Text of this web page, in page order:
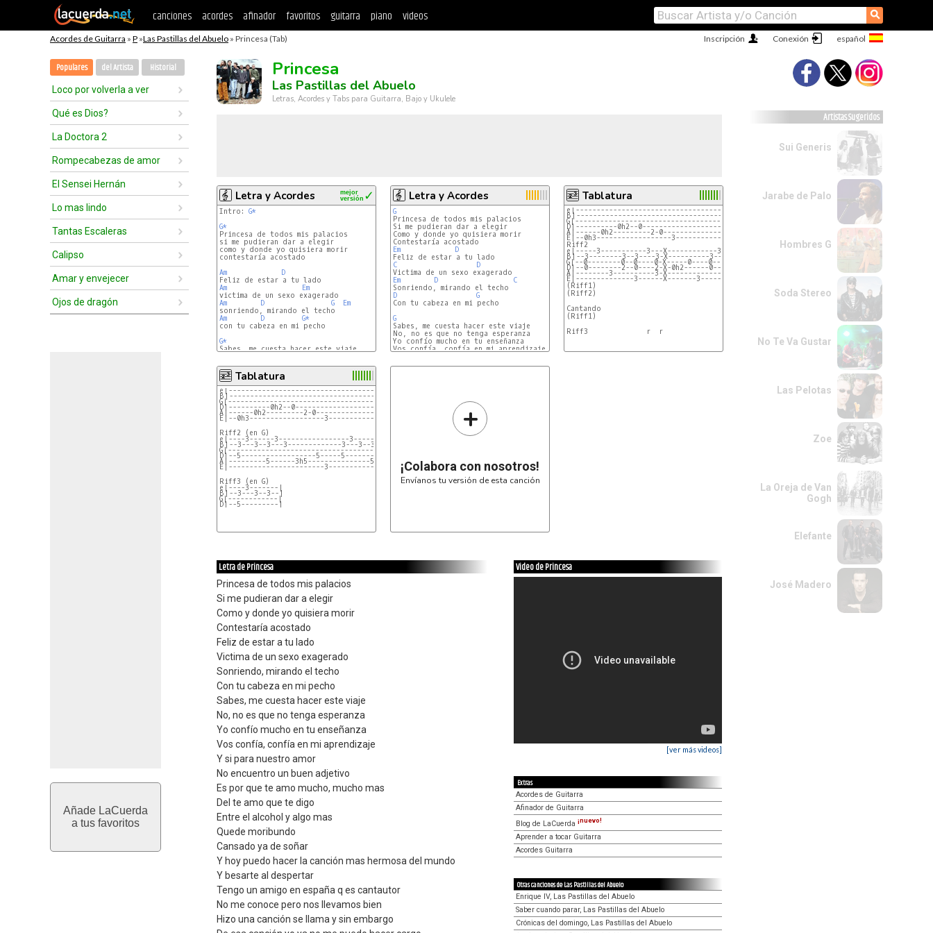
canciones acordes afinador favoritos guitarra piano videos ⚲
Acordes de Guitarra » P »Las Pastillas del Abuelo » Princesa (Tab) Conexión
Inscripción
Populares del Artista Historial
Loco por volverla a ver
Qué es Dios?
La Doctora 2
Rompecabezas de amor
El Sensei Hernán
Lo mas lindo
Tantas Escaleras
Calipso
Amar y envejecer
Ojos de dragón
Añade LaCuerda
a tus favoritos
Princesa
Las Pastillas del Abuelo
Letras, Acordes y Tabs para Guitarra, Bajo y Ukulele
Letra y Acordes ✓
mejor
versión
Intro: G*
G*
si me pudieran dar a elegir
como y donde yo quisiera morir
contestaría acostado
Am
D
Am
Em
Am
D G
Em
Am
D
G*
con tu cabeza en mi pecho
G*
Letra y Acordes
G
Si me pudieran dar a elegir
Como y donde yo quisiera morir
Em
D
C
D
Em
D
C
D
G
Con tu cabeza en mi pecho
G
No, no es que no tenga esperanza
Yo confío mucho en tu enseñanza
Tablatura
e|-------------------------------------------------|
B|-------------------------------------------------|
G|-------------------------------------------------|
D|----------0h2--0---------------------------------|
A|------0h2---------2-0----------------------------|
E|--0h3------------------3-------------------------|
e|-----3-----------3---X------------3------------------|
B|--3--------3--3----3-X----------3----3-3-------------|
G|--0--------0--0----0-X-----0----0----0-0-------------|
D|--0--------2--0----2-X-0h2------0----2-0-------------|
A|--------3----------3-X-------------3-----------------|
E|--------------3------X-------3---------3-------------|
(Riff2)
Cantando
(Riff1)
Tablatura
e|-------------------------------------------------|
B|-------------------------------------------------|
G|-------------------------------------------------|
D|----------0h2--0---------------------------------|
A|------0h2---------2-0----------------------------|
E|--0h3------------------3-------------------------|
e|----3------3-----------------3-------------------|
B|--3---3--3---3-------------3---3--3--------------|
G|-------------------------------------------------|
D|--5------------------5-----5---------------------|
A|---------5------3h5---------------5--------------|
E|-----------------------3-------------------------|
e|----3-------|
B|--3---3--3--|
G|------------|
D|--5---------|
+
¡Colabora con nosotros!
Envíanos tu versión de esta canción
Letra de Princesa
Princesa de todos mis palacios
Si me pudieran dar a elegir
Como y donde yo quisiera morir
Contestaría acostado
Feliz de estar a tu lado
Victima de un sexo exagerado
Sonriendo, mirando el techo
Con tu cabeza en mi pecho
Sabes, me cuesta hacer este viaje
No, no es que no tenga esperanza
Yo confío mucho en tu enseñanza
Vos confía, confía en mi aprendizaje
Y si para nuestro amor
No encuentro un buen adjetivo
Es por que te amo mucho, mucho mas
Del te amo que te digo
Entre el alcohol y algo mas
Quede moribundo
Cansado ya de soñar
Y hoy puedo hacer la canción mas hermosa del mundo
Y besarte al despertar
Tengo un amigo en españa q es cantautor
No me conoce pero nos llevamos bien
Hizo una canción se llama y sin embargo
Video de Princesa
[ver más videos]
Extras
Acordes de Guitarra
Afinador de Guitarra
Blog de LaCuerda ¡nuevo!
Aprender a tocar Guitarra
Acordes Guitarra
Otras canciones de Las Pastillas del Abuelo
Enrique IV, Las Pastillas del Abuelo
Saber cuando parar, Las Pastillas del Abuelo
Crónicas del domingo, Las Pastillas del Abuelo
Artistas Sugeridos
Sui Generis
Jarabe de Palo
Hombres G
Soda Stereo
No Te Va Gustar
Las Pelotas
Zoe
La Oreja de Van
Gogh
Elefante
José Madero